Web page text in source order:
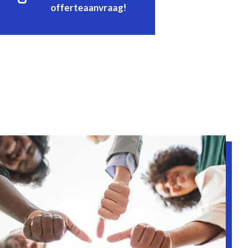
offerteaanvraag!